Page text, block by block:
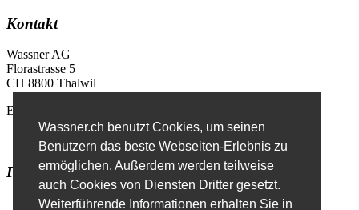
Wassner.ch benutzt Cookies, um seinen
Benutzern das beste Webseiten-Erlebnis zu
ermöglichen. Außerdem werden teilweise
auch Cookies von Diensten Dritter gesetzt.
Weiterführende Informationen erhalten Sie in
Kontakt
Wassner AG
Florastrasse 5
CH 8800 Thalwil
E-Mail
Kontaktformular
Favoriten
Erweiterte Suche